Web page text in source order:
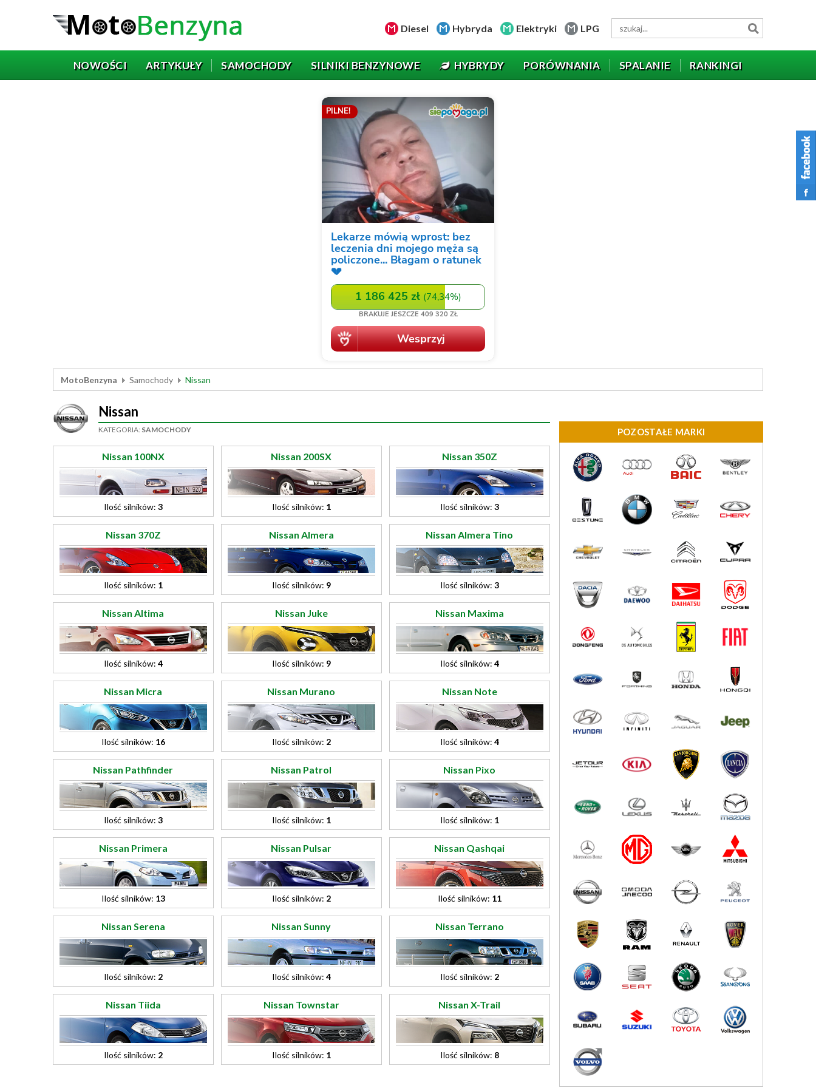
Diesel Hybryda Elektryki LPG
NOWOŚCI ARTYKUŁY SAMOCHODY SILNIKI BENZYNOWE HYBRYDY PORÓWNANIA SPALANIE RANKINGI
MotoBenzyna Samochody Nissan
Nissan
KATEGORIA: SAMOCHODY
Nissan 100NX
Ilość silników: 3
Nissan 200SX
Ilość silników: 1
Nissan 350Z
Ilość silników: 3
Nissan 370Z
Ilość silników: 1
Nissan Almera
Ilość silników: 9
Nissan Almera Tino
Ilość silników: 3
Nissan Altima
Ilość silników: 4
Nissan Juke
Ilość silników: 9
Nissan Maxima
Ilość silników: 4
Nissan Micra
Ilość silników: 16
Nissan Murano
Ilość silników: 2
Nissan Note
Ilość silników: 4
Nissan Pathfinder
Ilość silników: 3
Nissan Patrol
Ilość silników: 1
Nissan Pixo
Ilość silników: 1
Nissan Primera
Ilość silników: 13
Nissan Pulsar
Ilość silników: 2
Nissan Qashqai
Ilość silników: 11
Nissan Serena
Ilość silników: 2
Nissan Sunny
Ilość silników: 4
Nissan Terrano
Ilość silników: 2
Nissan Tiida
Ilość silników: 2
Nissan Townstar
Ilość silników: 1
Nissan X-Trail
Ilość silników: 8
POZOSTAŁE MARKI